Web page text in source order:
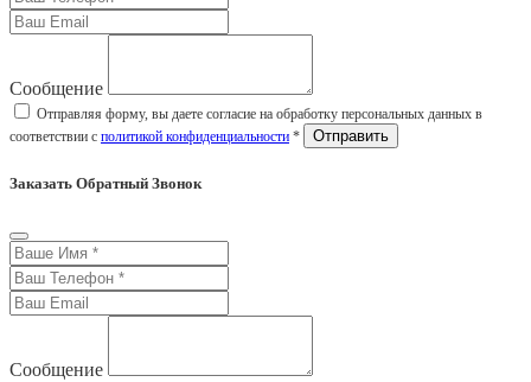
Сообщение
Отправляя форму, вы даете согласие на обработку персональных данных в
соответствии с политикой конфиденциальности *
Заказать Обратный Звонок
Сообщение